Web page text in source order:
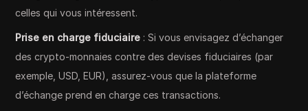
celles qui vous intéressent.
Prise en charge fiduciaire : Si vous envisagez d’échanger
des crypto-monnaies contre des devises fiduciaires (par
exemple, USD, EUR), assurez-vous que la plateforme
d’échange prend en charge ces transactions.